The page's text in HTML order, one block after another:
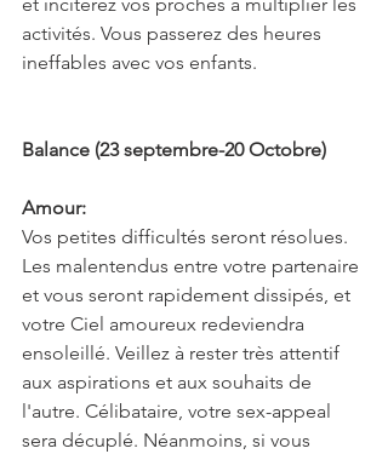
activités. Vous passerez des heures
ineffables avec vos enfants.
Balance (23 septembre-20 Octobre)
Amour:
Vos petites difficultés seront résolues.
Les malentendus entre votre partenaire
et vous seront rapidement dissipés, et
votre Ciel amoureux redeviendra
ensoleillé. Veillez à rester très attentif
aux aspirations et aux souhaits de
l'autre. Célibataire, votre sex-appeal
sera décuplé. Néanmoins, si vous